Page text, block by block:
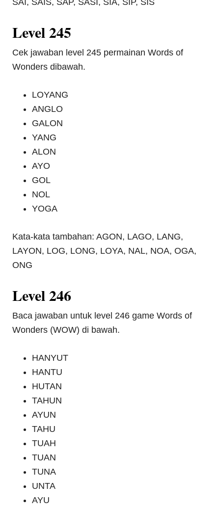
SAI, SAIS, SAP, SASI, SIA, SIP, SIS
Level 245
Cek jawaban level 245 permainan Words of
Wonders dibawah.
LOYANG
ANGLO
GALON
YANG
ALON
AYO
GOL
NOL
YOGA
Kata-kata tambahan: AGON, LAGO, LANG,
LAYON, LOG, LONG, LOYA, NAL, NOA, OGA,
ONG
Level 246
Baca jawaban untuk level 246 game Words of
Wonders (WOW) di bawah.
HANYUT
HANTU
HUTAN
TAHUN
AYUN
TAHU
TUAH
TUAN
TUNA
UNTA
AYU